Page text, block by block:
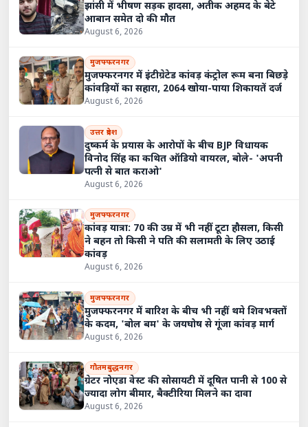
झांसी में भीषण सड़क हादसा, अतीक अहमद के बेटे
आबान समेत दो की मौत
August 6, 2026
मुजफ्फरनगर
मुजफ्फरनगर में इंटीग्रेटेड कांवड़ कंट्रोल रूम बना बिछड़े
कांवड़ियों का सहारा, 2064 खोया-पाया शिकायतें दर्ज
August 6, 2026
उत्तर प्रदेश
दुष्कर्म के प्रयास के आरोपों के बीच BJP विधायक
विनोद सिंह का कथित ऑडियो वायरल, बोले- 'अपनी
पत्नी से बात कराओ'
August 6, 2026
मुजफ्फरनगर
कांवड़ यात्रा: 70 की उम्र में भी नहीं टूटा हौसला, किसी
ने बहन तो किसी ने पति की सलामती के लिए उठाई
कांवड़
August 6, 2026
मुजफ्फरनगर
मुजफ्फरनगर में बारिश के बीच भी नहीं थमे शिवभक्तों
के कदम, 'बोल बम' के जयघोष से गूंजा कांवड़ मार्ग
August 6, 2026
गौतमबुद्धनगर
ग्रेटर नोएडा वेस्ट की सोसायटी में दूषित पानी से 100 से
ज्यादा लोग बीमार, बैक्टीरिया मिलने का दावा
August 6, 2026